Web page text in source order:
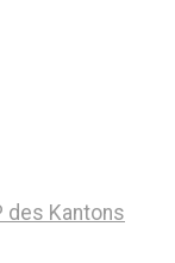
des Kantons